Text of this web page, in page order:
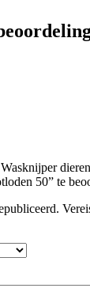
50” te